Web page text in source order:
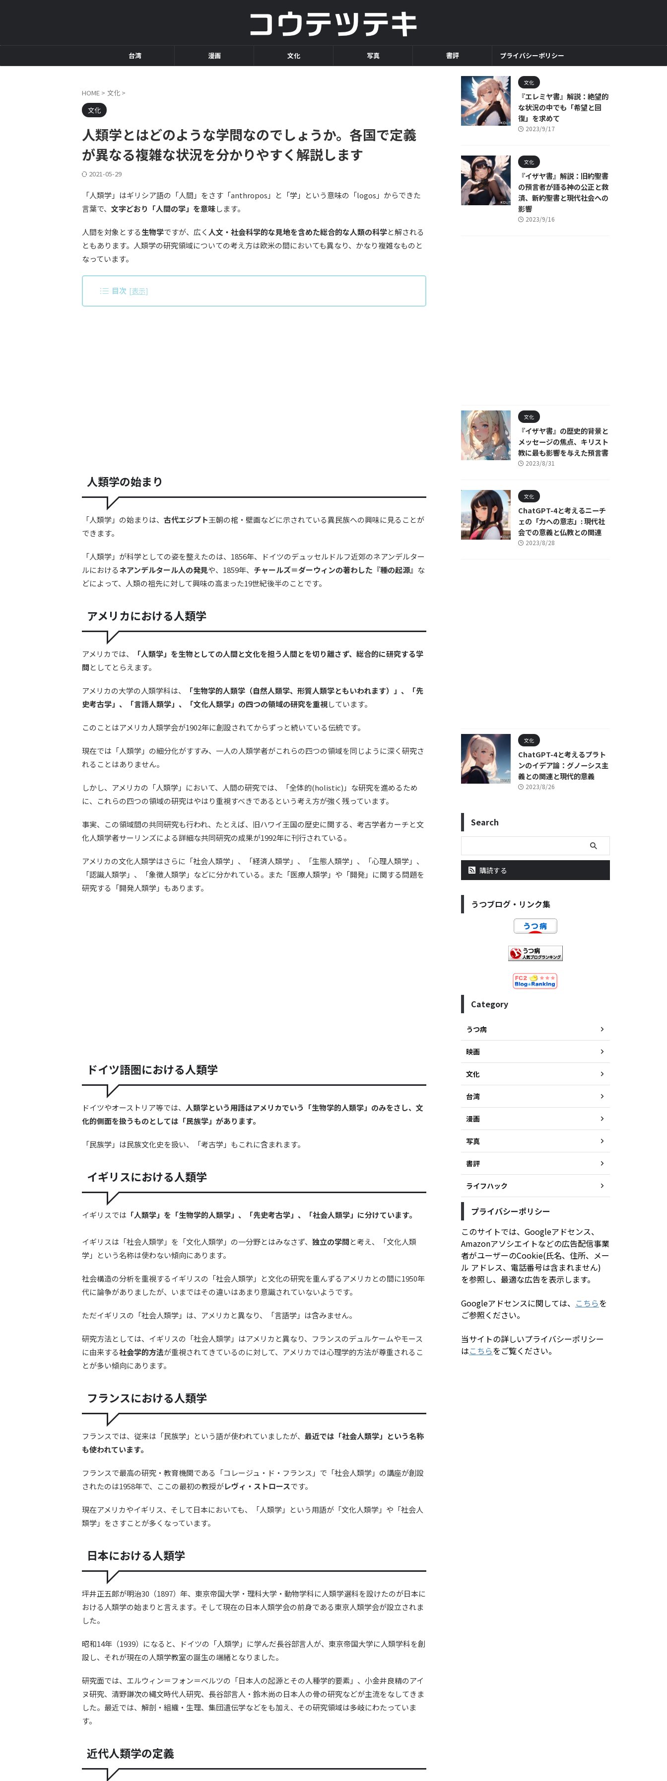
台湾 漫画 文化 写真 書評 プライバシーポリシー
HOME > 文化 >
文化
人類学とはどのような学問なのでしょうか。各国で定義
が異なる複雑な状況を分かりやすく解説します
2021-05-29
「人類学」はギリシア語の「人間」をさす「anthropos」と「学」という意味の「logos」からできた
言葉で、 文字どおり「人間の学」を意味します。
人間を対象とする生物学ですが、広く 人文・社会科学的な見地を含めた総合的な人類の科学と解される
ともあります。人類学の研究領域についての考え方は欧米の間においても異なり、かなり複雑なものと
なっています。
目次 [表示]
人類学の始まり
「人類学」の始まりは、 古代エジプト王朝の棺・壁画などに示されている異民族への興味に見ることが
できます。
「人類学」が科学としての姿を整えたのは、1856年、ドイツのデュッセルドルフ近郊のネアンデルター
ルにおけるネアンデルタール人の発見や、1859年、 チャールズ＝ダーウィンの著わした『種の起源』 な
どによって、人類の祖先に対して興味の高まった19世紀後半のことです。
アメリカにおける人類学
アメリカでは、
「人類学」を生物としての人間と文化を担う人間とを切り離さず、総合的に研究する学
問としてとらえます。
アメリカの大学の人類学科は、
「生物学的人類学（自然人類学、形質人類学ともいわれます）」、「先
史考古学」、「言語人類学」、「文化人類学」の四つの領域の研究を重視しています。
このことはアメリカ人類学会が1902年に創設されてからずっと続いている伝統です。
現在では「人類学」の細分化がすすみ、一人の人類学者がこれらの四つの領域を同じように深く研究さ
れることはありません。
しかし、アメリカの「人類学」において、人間の研究では、「全体的(holistic)」な研究を進めるため
に、これらの四つの領域の研究はやはり重視すべきであるという考え方が強く残っています。
事実、この領域間の共同研究も行われ、たとえば、旧ハワイ王国の歴史に関する、考古学者カーチと文
化人類学者サーリンズによる詳細な共同研究の成果が1992年に刊行されている。
アメリカの文化人類学はさらに「社会人類学」、「経済人類学」、「生態人類学」、「心理人類学」、
「認識人類学」、「象徴人類学」などに分かれている。また「医療人類学」や「開発」に関する問題を
研究する「開発人類学」もあります。
ドイツ語圏における人類学
ドイツやオーストリア等では、 人類学という用語はアメリカでいう「生物学的人類学」のみをさし、文
化的側面を扱うものとしては「民族学」があります。
「民族学」は民族文化史を扱い、「考古学」もこれに含まれます。
イギリスにおける人類学
イギリスでは 「人類学」を「生物学的人類学」、「先史考古学」、「社会人類学」に分けています。
イギリスは「社会人類学」を「文化人類学」の一分野とはみなさず、 独立の学問と考え、「文化人類
学」という名称は使わない傾向にあります。
社会構造の分析を重視するイギリスの「社会人類学」と文化の研究を重んずるアメリカとの間に1950年
代に論争がありましたが、いまではその違いはあまり意識されていないようです。
ただイギリスの「社会人類学」は、アメリカと異なり、「言語学」は含みません。
研究方法としては、イギリスの「社会人類学」はアメリカと異なり、フランスのデュルケームやモース
に由来する社会学的方法が重視されてきているのに対して、アメリカでは心理学的方法が尊重されるこ
とが多い傾向にあります。
フランスにおける人類学
フランスでは、従来は「民族学」という語が使われていましたが、 最近では「社会人類学」という名称
も使われています。
フランスで最高の研究・教育機関である「コレージュ・ド・フランス」で「社会人類学」の講座が創設
されたのは1958年で、ここの最初の教授がレヴィ・ストロースです。
現在アメリカやイギリス、そして日本においても、「人類学」という用語が「文化人類学」や「社会人
類学」をさすことが多くなっています。
日本における人類学
坪井正五郎が明治30（1897）年、東京帝国大学・理科大学・動物学科に人類学選科を設けたのが日本に
おける人類学の始まりと言えます。そして現在の日本人類学会の前身である東京人類学会が設立されま
した。
昭和14年（1939）になると、ドイツの「人類学」に学んだ長谷部言人が、東京帝国大学に人類学科を創
設し、それが現在の人類学教室の誕生の端緒となりました。
研究面では、エルウィン＝フォン＝ベルツの「日本人の起源とその人種学的要素」、小金井良精のアイ
ヌ研究、清野謙次の縄文時代人研究、長谷部言人・鈴木尚の日本人の骨の研究などが主流をなしてきま
した。最近では、解剖・組織・生理、集団遺伝学などをも加え、その研究領域は多岐にわたっていま
す。
近代人類学の定義
文化
『エレミヤ書』解説：絶望的
な状況の中でも「希望と回
復」を求めて
2023/9/17
文化
『イザヤ書』解説：旧約聖書
の預言者が語る神の公正と救
済、新約聖書と現代社会への
影響
2023/9/16
文化
『イザヤ書』の歴史的背景と
メッセージの焦点、キリスト
教に最も影響を与えた預言書
2023/8/31
文化
ChatGPT-4と考えるニーチ
ェの「力への意志」: 現代社
会での意義と仏教との関連
2023/8/28
文化
ChatGPT-4と考えるプラト
ンのイデア論：グノーシス主
義との関連と現代的意義
2023/8/26
Search
購読する
うつブログ・リンク集
Category
うつ病
映画
文化
台湾
漫画
写真
書評
ライフハック
プライバシーポリシー
このサイトでは、Googleアドセンス、
Amazonアソシエイトなどの広告配信事業
者がユーザーのCookie(氏名、住所、メー
ル アドレス、電話番号は含まれません)
を参照し、最適な広告を表示します。
Googleアドセンスに関しては、 こちらを
ご参照ください。
当サイトの詳しいプライバシーポリシー
はこちらをご覧ください。